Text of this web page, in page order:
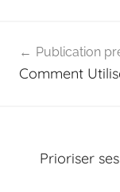
de
Publication
Comment
Prioriser